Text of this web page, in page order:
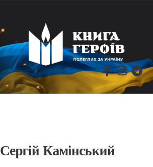
Сергій Камінський